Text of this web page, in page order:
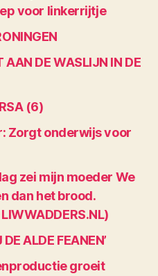
voor linkerrijtje
AAN DE WASLIJN IN DE
(6)
Zorgt onderwijs voor
zei mijn moeder We
dan het brood.
ALDE FEANEN’
groeit